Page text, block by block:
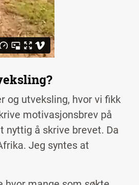
og utveksling, hvor vi fikk
motivasjonsbrev på
nyttig å skrive brevet. Da
Jeg syntes at